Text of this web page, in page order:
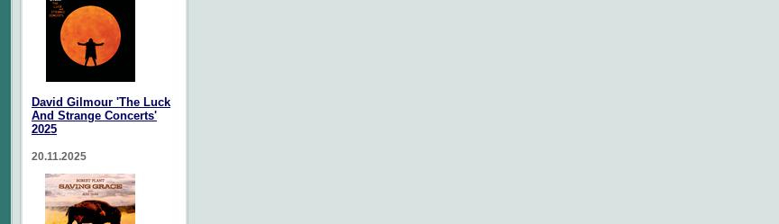
David Gilmour 'The Luck
And Strange Concerts'
2025
20.11.2025